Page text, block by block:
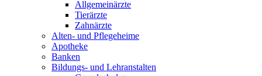
Allgemeinärzte
Tierärzte
Zahnärzte
Alten- und Pflegeheime
Apotheke
Banken
Bildungs- und Lehranstalten